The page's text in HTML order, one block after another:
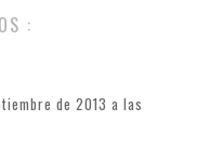
:
de 2013 a las